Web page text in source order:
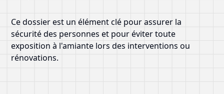
Ce dossier est un élément clé pour assurer la
sécurité des personnes et pour éviter toute
exposition à l'amiante lors des interventions ou
rénovations.